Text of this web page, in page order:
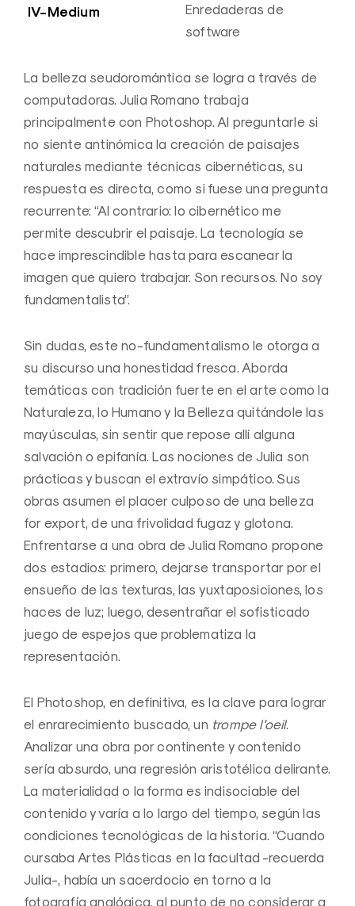
Enredaderas de
software
La belleza seudoromántica se logra a través de
computadoras. Julia Romano trabaja
principalmente con Photoshop. Al preguntarle si
no siente antinómica la creación de paisajes
naturales mediante técnicas cibernéticas, su
respuesta es directa, como si fuese una pregunta
recurrente: “Al contrario: lo cibernético me
permite descubrir el paisaje. La tecnología se
hace imprescindible hasta para escanear la
imagen que quiero trabajar. Son recursos. No soy
fundamentalista”.
Sin dudas, este no-fundamentalismo le otorga a
su discurso una honestidad fresca. Aborda
temáticas con tradición fuerte en el arte como la
Naturaleza, lo Humano y la Belleza quitándole las
mayúsculas, sin sentir que repose allí alguna
salvación o epifanía. Las nociones de Julia son
prácticas y buscan el extravío simpático. Sus
obras asumen el placer culposo de una belleza
for export, de una frivolidad fugaz y glotona.
Enfrentarse a una obra de Julia Romano propone
dos estadios: primero, dejarse transportar por el
ensueño de las texturas, las yuxtaposiciones, los
haces de luz; luego, desentrañar el sofisticado
juego de espejos que problematiza la
representación.
El Photoshop, en definitiva, es la clave para lograr
el enrarecimiento buscado, un trompe l’oeil.
Analizar una obra por continente y contenido
sería absurdo, una regresión aristotélica delirante.
La materialidad o la forma es indisociable del
contenido y varía a lo largo del tiempo, según las
condiciones tecnológicas de la historia. “Cuando
cursaba Artes Plásticas en la facultad -recuerda
Julia-, había un sacerdocio en torno a la
fotografía analógica, al punto de no considerar a